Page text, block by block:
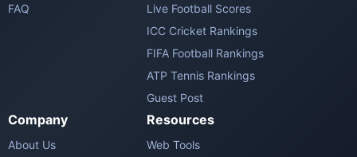
FAQ
Live Football Scores
ICC Cricket Rankings
FIFA Football Rankings
ATP Tennis Rankings
Guest Post
Company
About Us
Resources
Web Tools